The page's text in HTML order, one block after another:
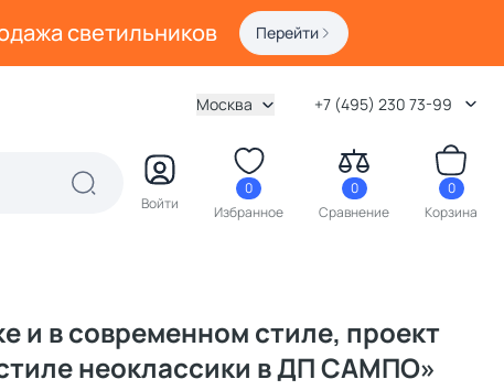
светильников Перейти
Москва +7 (495) 230 73-99
Войти
0
Избранное
0
Сравнение
0
Корзина
и в современном стиле, проект
неоклассики в ДП САМПО»